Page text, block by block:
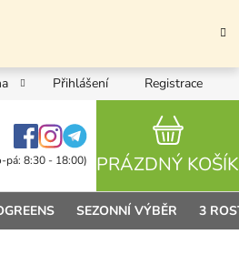
Přihlášení Registrace
pá: 8:30 - 18:00) PRÁZDNÝ KOŠÍK
SEZONNÍ VÝBĚR 3